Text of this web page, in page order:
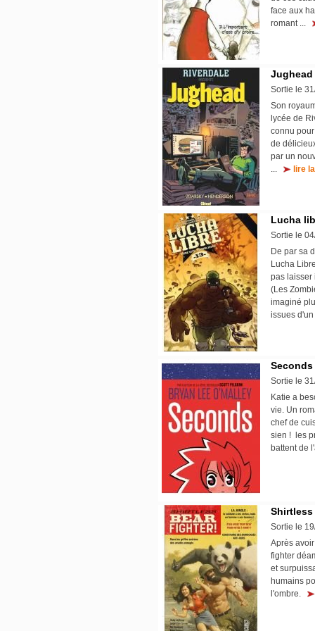
face aux
romant ...
Jughead
Sortie le
Son
lycée de
connu
de
par un
...
lire
Lucha
Sortie le
De par sa
Lucha
pas laisser
(Les
imaginé
issues
Seconds
Sortie le
Katie a
vie. Un
chef de
sien !  les
battent de
Sortie le
Après
fighter
et
humains
l'ombre.